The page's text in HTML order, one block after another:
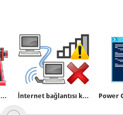
ClicKey - Klavyenize daktilo sesi ekleyin İnternet bağlantısı kesildiğinde program çalıştırın